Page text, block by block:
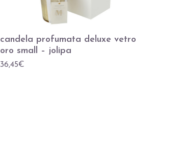
candela profumata deluxe vetro
oro small – jolipa
36,45€